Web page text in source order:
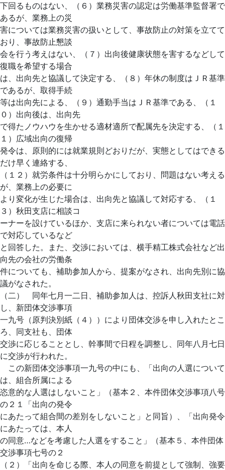
下回るものはない、（６）業務災害の認定は労働基準監督署で
あるが、業務上の災
害については業務災害の扱いとして、事故防止の対策を立てて
おり、事故防止懇談
会を行う考えはない、（７）出向後健康状態を害するなどして
復職を希望する場合
は、出向先と協議して決定する、（８）年休の制度はＪＲ基準
であるが、取得手続
等は出向先による、（９）通勤手当はＪＲ基準である、（１
０）出向後は、出向先
で得たノウハウを生かせる適材適所で配属先を決定する、（１
１）広域出向の復帰
発令は、原則的には就業規則どおりだが、実態としてはできる
だけ早く連絡する、
（１２）就労条件は十分明らかにしており、問題はない考える
が、業務上の必要に
より変化が生じた場合は、出向先と協議して対応する、（１
３）秋田支店に相談コ
ーナーを設けているほか、支店に来られない者については電話
で対応しているなど
と回答した。また、交渉においては、横手精工株式会社など出
向先の会社の労働条
件についても、補助参加人から、提案がなされ、出向先別に協
議がなされた。
（二） 同年七月一二日、補助参加人は、控訴人秋田支社に対
し、新団体交渉事項
一九号（原判決別紙（４））により団体交渉を申し入れたとこ
ろ、同支社も、団体
交渉に応じることとし、幹事間で日程を調整し、同年八月七日
に交渉が行われた。
この新団体交渉事項一九号の中にも、「出向の人選について
は、組合所属による
恣意的な人選はしないこと」（基本２、本件団体交渉事項八号
の２１「出向の発令
にあたって組合間の差別をしないこと」と同旨）、「出向発令
にあたっては、本人
の同意…などを考慮した人選をすること」（基本５、本件団体
交渉事項七号の２
（２）「出向を命じる際、本人の同意を前提として強制、強要